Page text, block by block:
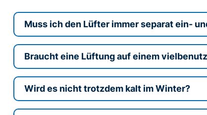
Muss ich den Lüfter immer separat ein-
Braucht eine Lüftung auf einem
Wird es nicht trotzdem kalt im Winter?